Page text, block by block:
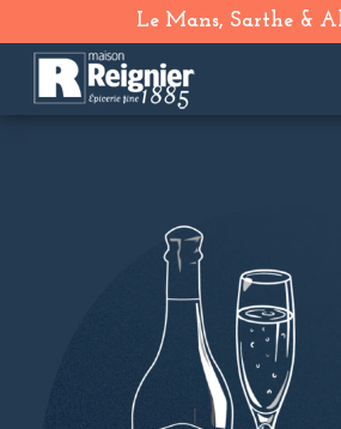
Le Mans, Sarthe &